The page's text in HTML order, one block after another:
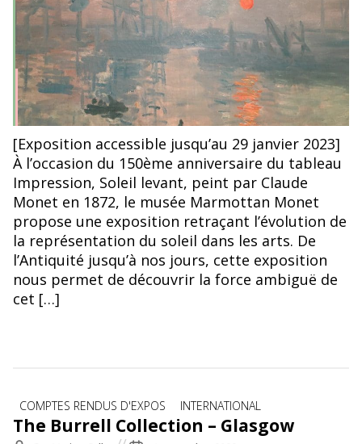
[Exposition accessible jusqu’au 29 janvier 2023]
À l’occasion du 150ème anniversaire du tableau
Impression, Soleil levant, peint par Claude
Monet en 1872, le musée Marmottan Monet
propose une exposition retraçant l’évolution de
la représentation du soleil dans les arts. De
l’Antiquité jusqu’à nos jours, cette exposition
nous permet de découvrir la force ambiguë de
cet […]
Catégories
COMPTES RENDUS D'EXPOS INTERNATIONAL
The Burrell Collection – Glasgow